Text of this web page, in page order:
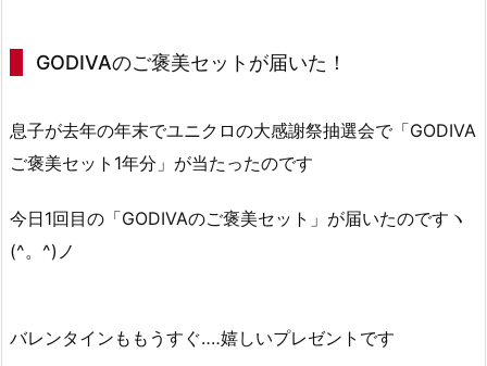
GODIVAのご褒美セットが届いた！
息子が去年の年末でユニクロの大感謝祭抽選会で「GODIVA
ご褒美セット1年分」が当たったのです
今日1回目の「GODIVAのご褒美セット」が届いたのですヽ
(^。^)ノ
バレンタインももうすぐ‥‥嬉しいプレゼントです